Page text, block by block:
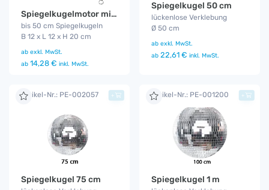
Spiegelkugelmotor mit Lampe klein
bis 50 cm Spiegelkugeln
B 12 x L 12 x H 20 cm
ab exkl. MwSt.
ab 14,28 € inkl. MwSt.
Spiegelkugel 50 cm
lückenlose Verklebung
Ø 50 cm
ab exkl. MwSt.
ab 22,61 € inkl. MwSt.
Artikel-Nr.: PE-002057
Spiegelkugel 75 cm
+ Artikel-Nr.: PE-001200
Spiegelkugel 1 m
+